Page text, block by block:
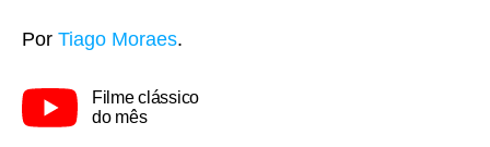
Por Tiago Moraes.
Filme clássico
do mês